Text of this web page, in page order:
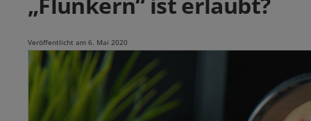
Veröffentlicht am 6. Mai 2020